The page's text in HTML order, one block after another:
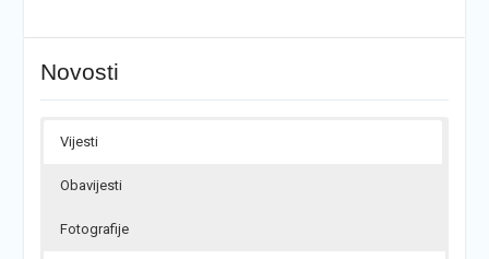
Novosti
Vijesti
Obavijesti
Fotografije